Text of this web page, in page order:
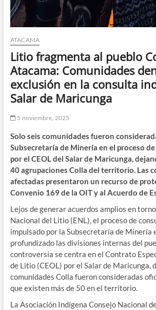
ATACAMA
Litio fragmenta al pueblo
Atacama: Comunidades
exclusión en la consulta
Salar de Maricunga
5 noviembre, 2025
Solo seis comunidades fueron
Subsecretaría de Minería en el proceso
por el CEOL del Salar de Maricunga,
40 agrupaciones Colla del territorio. Las
afectadas presentaron un recurso de
Convenio 169 de la OIT y al Acuerdo de
Lejos de generar acuerdos amplios en
Nacional del Litio (ENL), el proceso de
impulsado por la Subsecretaría de Minería
profundizado las divisiones internas del
controversia se centra en el Contrato
de Litio (CEOL) por el Salar de Maricunga,
comunidades Colla fueron consideradas
que existen más de 50 en el territorio.
La Asociación Indígena Consejo Nacional